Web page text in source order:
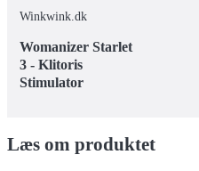
Winkwink.dk
Womanizer Starlet
3 - Klitoris
Stimulator
Læs om produktet